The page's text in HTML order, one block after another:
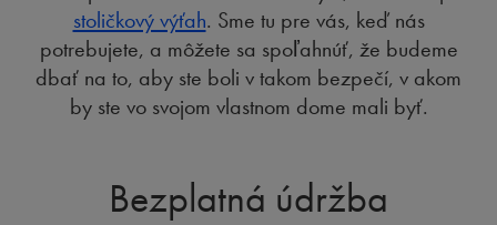
stoličkový výťah. Sme tu pre vás, keď nás
potrebujete, a môžete sa spoľahnúť, že budeme
dbať na to, aby ste boli v takom bezpečí, v akom
by ste vo svojom vlastnom dome mali byť.
Bezplatná údržba